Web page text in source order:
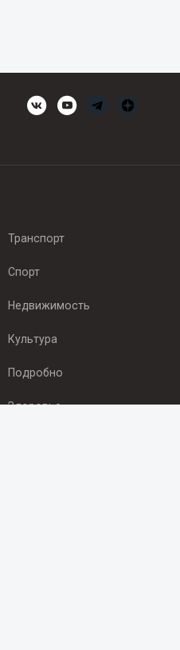
Транспорт
Спорт
Недвижимость
Культура
Подробно
Здоровье